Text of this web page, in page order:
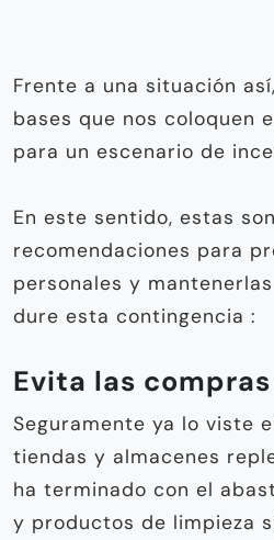
Frente a una situación
bases que nos coloquen
para un escenario de
En este sentido, estas
recomendaciones para
personales y
dure esta contingencia :
Evita las
Seguramente ya lo viste
tiendas y almacenes
ha terminado con el
y productos de limpieza